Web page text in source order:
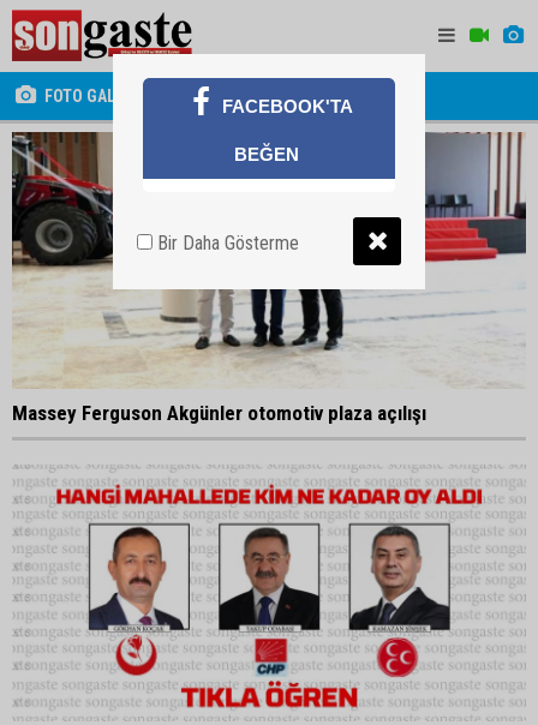
FOTO GALERİ
Massey Ferguson Akgünler otomotiv plaza açılışı
FACEBOOK'TA
BEĞEN
Bir Daha Gösterme